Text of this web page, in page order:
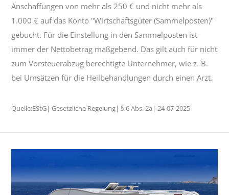
Anschaffungen von mehr als 250 € und nicht mehr als
1.000 € auf das Konto "Wirtschaftsgüter (Sammelposten)"
gebucht. Für die Einstellung in den Sammelposten ist
immer der Nettobetrag maßgebend. Das gilt auch für nicht
zum Vorsteuerabzug berechtigte Unternehmer, wie z. B.
bei Umsätzen für die Heilbehandlungen durch einen Arzt.
Quelle:EStG| Gesetzliche Regelung| § 6 Abs. 2a| 24-07-2025